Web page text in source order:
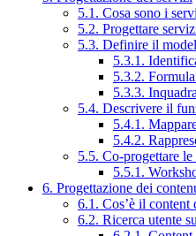
5.1. Cosa sono i
5.2. Progettare
5.3. Definire il
5.3.1.
5.3.2.
5.3.3.
5.4. Descrivere il
5.4.1.
5.4.2.
5.5. Co-progettare
5.5.1.
6. Progettazione dei
6.1. Cos’è il content
6.2. Ricerca utente